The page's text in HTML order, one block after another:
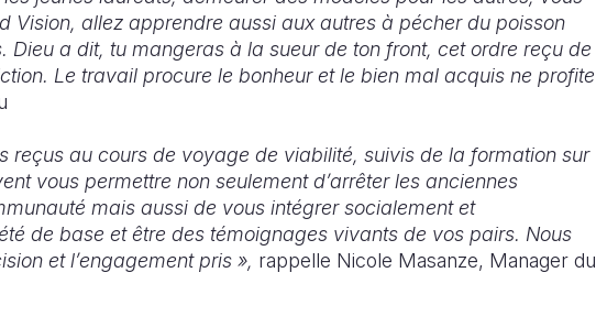
Vision, allez apprendre aussi aux autres à pécher du poisson
Dieu a dit, tu mangeras à la sueur de ton front, cet ordre reçu de
Le travail procure le bonheur et le bien mal acquis ne profite
reçus au cours de voyage de viabilité, suivis de la formation sur
vous permettre non seulement d’arrêter les anciennes
mais aussi de vous intégrer socialement et
de base et être des témoignages vivants de vos pairs. Nous
et l’engagement pris », rappelle Nicole Masanze, Manager du